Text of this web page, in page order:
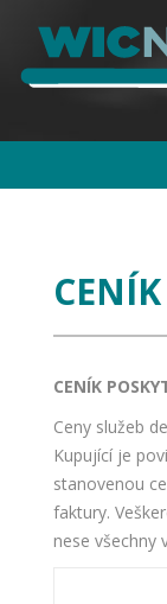
CENÍK
CENÍK
Ceny služeb
Kupující je
stanovenou
faktury.
nese všechny